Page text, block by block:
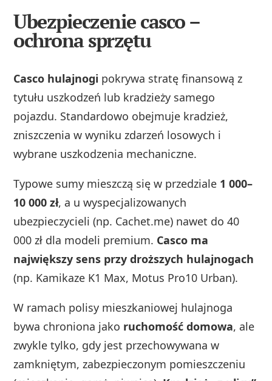
Ubezpieczenie casco –
ochrona sprzętu
Casco hulajnogi pokrywa stratę finansową z
tytułu uszkodzeń lub kradzieży samego
pojazdu. Standardowo obejmuje kradzież,
zniszczenia w wyniku zdarzeń losowych i
wybrane uszkodzenia mechaniczne.
Typowe sumy mieszczą się w przedziale 1 000–
10 000 zł, a u wyspecjalizowanych
ubezpieczycieli (np. Cachet.me) nawet do 40
000 zł dla modeli premium. Casco ma
największy sens przy droższych hulajnogach
(np. Kamikaze K1 Max, Motus Pro10 Urban).
W ramach polisy mieszkaniowej hulajnoga
bywa chroniona jako ruchomość domowa, ale
zwykle tylko, gdy jest przechowywana w
zamkniętym, zabezpieczonym pomieszczeniu